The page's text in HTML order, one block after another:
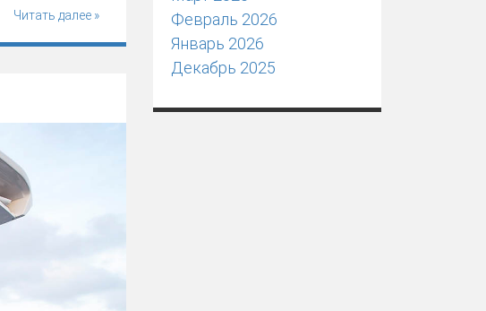
Читать далее »
Февраль 2026
Январь 2026
Декабрь 2025